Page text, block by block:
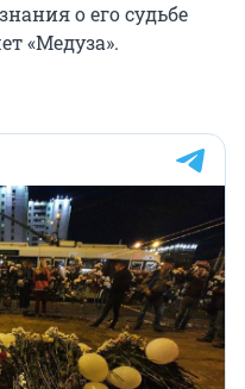
о его судьбе
«Медуза».